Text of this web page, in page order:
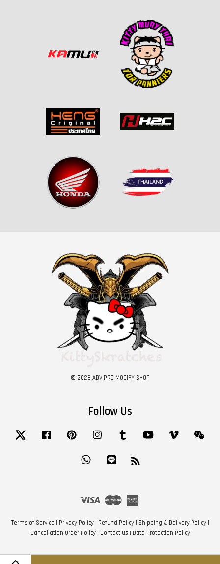
© 2026 ADV PRO MODIFY SHOP
Follow Us
Twitter Facebook Pinterest Instagram Tumblr YouTube Vimeo
Whatsapp
Visa Master
Terms of Service | Privacy Policy| Refund Policy| Shipping & Delivery Policy|
Cancellation Order Policy| Contact us | Data Protection Policy